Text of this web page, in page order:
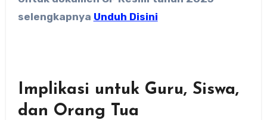
selengkapnya Unduh Disini
Implikasi untuk Guru, Siswa,
dan Orang Tua